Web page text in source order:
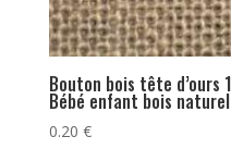
Bouton bois tête
Bébé enfant bois
0.20 €